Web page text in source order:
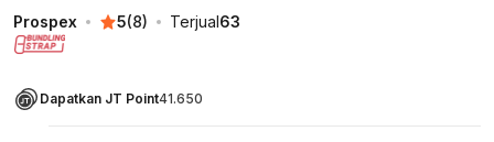
Prospex 5(8) Terjual63
Dapatkan JT Point41.650